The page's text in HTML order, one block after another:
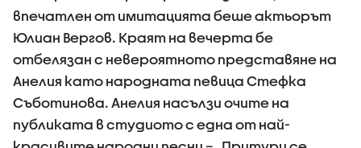
впечатлен от имитацията беше актьорът
Юлиан Вергов. Краят на вечерта бе
отбелязан с невероятното представяне на
Анелия като народната певица Стефка
Съботинова. Анелия насълзи очите на
публиката в студиото с една от най-